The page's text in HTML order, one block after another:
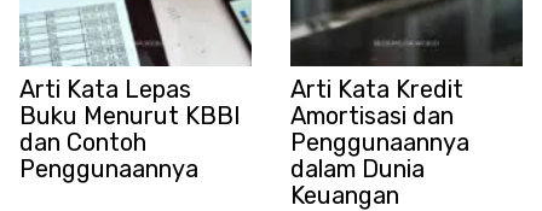
Arti Kata Lepas
Buku Menurut KBBI
dan Contoh
Penggunaannya
Arti Kata Kredit
Amortisasi dan
Penggunaannya
dalam Dunia
Keuangan